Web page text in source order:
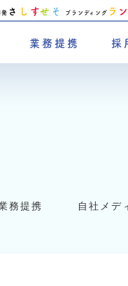
業務提携 採
発 さ し すせ そ ブランディング ラ ン
務提携 自社メデ